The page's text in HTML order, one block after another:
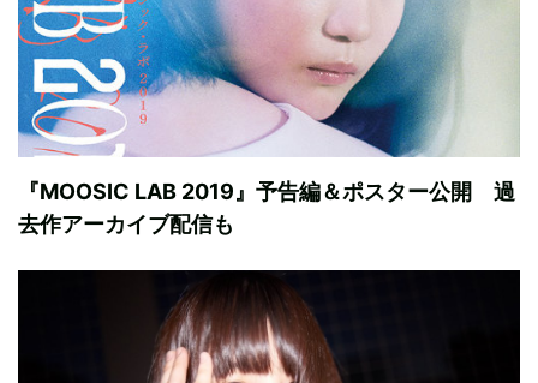
『MOOSIC LAB 2019』予告編＆ポスター公開 過
去作アーカイブ配信も